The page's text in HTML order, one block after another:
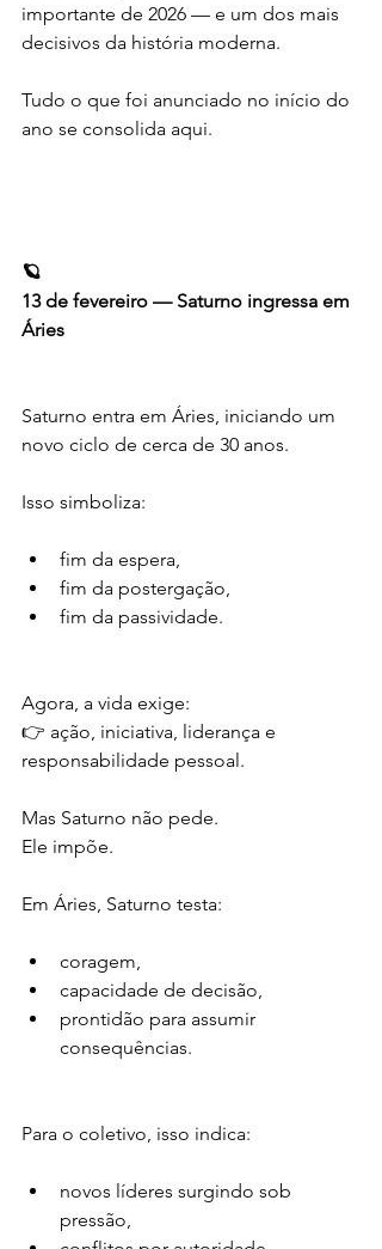
importante de 2026 — e um dos mais
decisivos da história moderna.
Tudo o que foi anunciado no início do
ano se consolida aqui.
🪐
13 de fevereiro — Saturno ingressa em
Áries
Saturno entra em Áries, iniciando um
novo ciclo de cerca de 30 anos.
Isso simboliza:
fim da espera,
fim da postergação,
fim da passividade.
Agora, a vida exige:
👉 ação, iniciativa, liderança e
responsabilidade pessoal.
Mas Saturno não pede.
Ele impõe.
Em Áries, Saturno testa:
coragem,
capacidade de decisão,
prontidão para assumir
consequências.
Para o coletivo, isso indica:
novos líderes surgindo sob
pressão,